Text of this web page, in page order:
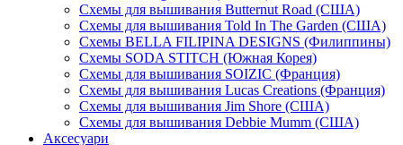
Схемы для вышивания Butternut Road (США)
Схемы для вышивания Told In The Garden (США)
Схемы BELLA FILIPINA DESIGNS (Филиппины)
Схемы SODA STITCH (Южная Корея)
Схемы для вышивания SOIZIC (Франция)
Схемы для вышивания Lucas Creations (Франция)
Схемы для вышивания Jim Shore (США)
Схемы для вышивания Debbie Mumm (США)
Аксесуари